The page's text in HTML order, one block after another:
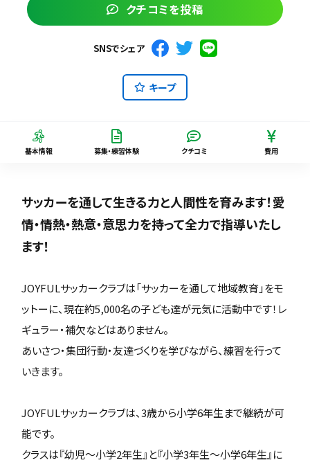
クチコミを投稿
SNSでシェア
キープ
基本情報 募集・練習体験 クチコミ 費用
サッカーを通して生きる力と人間性を育みます！愛
情・情熱・熱意・意思力を持って全力で指導いたし
ます！
JOYFULサッカークラブは「サッカーを通して地域教育」をモ
ットーに、現在約5,000名の子ども達が元気に活動中です！レ
ギュラー・補欠などはありません。
あいさつ・集団行動・友達づくりを学びながら、練習を行って
いきます。
JOYFULサッカークラブは、3歳から小学6年生まで継続が可
能です。
クラスは『幼児～小学2年生』と『小学3年生～小学6年生』に